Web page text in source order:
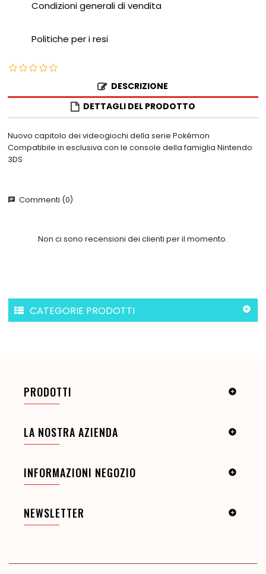
Condizioni generali di vendita
Politiche per i resi
DESCRIZIONE
DETTAGLI DEL PRODOTTO
Nuovo capitolo dei videogiochi della serie Pokémon
Compatibile in esclusiva con le console della famiglia Nintendo
3DS
chat Commenti (0)
Non ci sono recensioni dei clienti per il momento.
CATEGORIE PRODOTTI 
PRODOTTI 
LA NOSTRA AZIENDA 
INFORMAZIONI NEGOZIO 
NEWSLETTER 